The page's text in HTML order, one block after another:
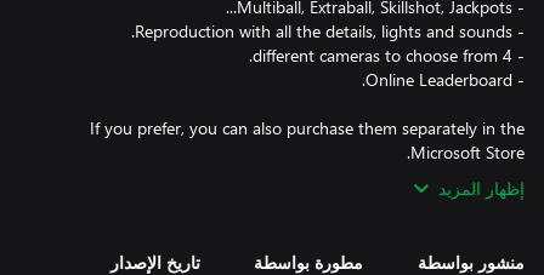
If you prefer, you can also purchase them separately in the
Microsoft Store.
إظهار المزيد
منشور بواسطة مطورة بواسطة تاريخ الإصدار